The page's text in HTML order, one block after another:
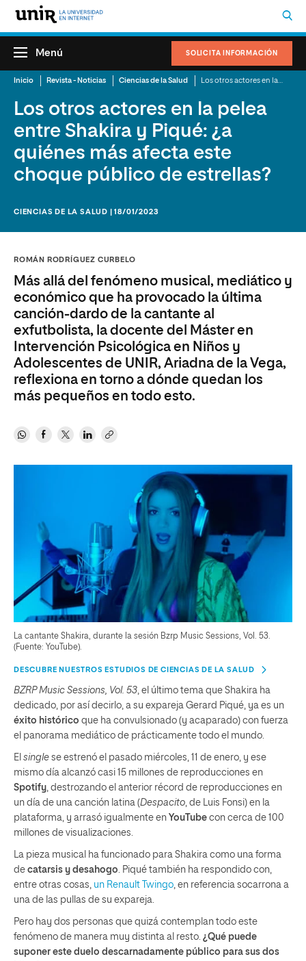
SOLICITA INFORMACIÓN
Menú
Inicio Revista - Noticias Ciencias de la Salud
Los otros actores en la pelea
entre Shakira y Piqué: ¿a
quiénes más afecta este
choque público de estrellas?
CIENCIAS DE LA SALUD | 18/01/2023
ROMÁN RODRÍGUEZ CURBELO
Más allá del fenómeno musical, mediático y
económico que ha provocado la última
canción-dardo de la cantante al
exfutbolista, la docente del Máster en
Intervención Psicológica en Niños y
Adolescentes de UNIR, Ariadna de la Vega,
reflexiona en torno a dónde quedan los
más pequeños en todo esto.
La cantante Shakira, durante la sesión Bzrp Music Sessions, Vol. 53.
(Fuente: YouTube).
DESCUBRE NUESTROS ESTUDIOS DE CIENCIAS DE LA SALUD
BZRP Music Sessions, Vol. 53 , el último tema que Shakira ha
dedicado, por así decirlo, a su expareja Gerard Piqué, ya es un
éxito histórico que ha convulsionado (y acaparado) con fuerza
el panorama mediático de prácticamente todo el mundo.
El single se estrenó el pasado miércoles, 11 de enero, y ese
mismo día alcanzó casi 15 millones de reproducciones en
Spotify , destrozando el anterior récord de reproducciones en
un día de una canción latina (Despacito , de Luis Fonsi) en la
plataforma, y arrasó igualmente en YouTube con cerca de 100
millones de visualizaciones.
La pieza musical ha funcionado para Shakira como una forma
de catarsis y desahogo . Piqué también ha respondido con,
entre otras cosas, un Renault Twingo , en referencia socarrona a
una de las pullas de su expareja.
Pero hay dos personas que quizá contemplan todo este
fenómeno de manera muy distinta al resto. ¿Qué puede
suponer este duelo descarnadamente público para sus dos